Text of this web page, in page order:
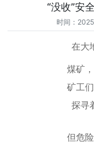
“没收”安
时间：
在大
煤矿
矿工
探寻
但危